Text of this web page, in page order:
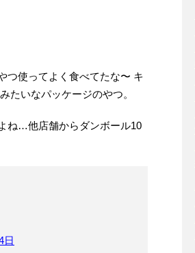
つ使ってよく食べてたな〜 キ
たいなパッケージのやつ。
ね…他店舗からダンボール10
日